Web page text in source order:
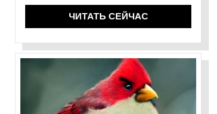
ЧИТАТЬ СЕЙЧАС